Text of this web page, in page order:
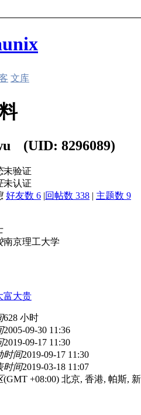
文库
(UID: 8296089)
未验证
未认证
好友数 6 |回帖数 338 | 主题数 9
南京理工大学
富大贵
628 小时
2005-09-30 11:36
2019-09-17 11:30
时间2019-09-17 11:30
时间2019-03-18 11:07
(GMT +08:00) 北京, 香港, 帕斯,